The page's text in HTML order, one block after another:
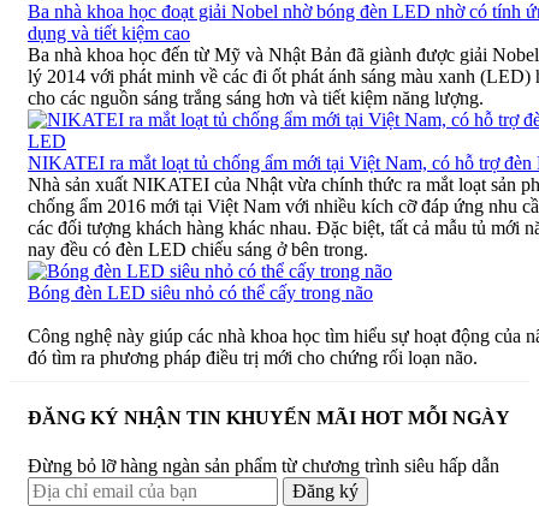
Ba nhà khoa học đoạt giải Nobel nhờ bóng đèn LED nhờ có tính
dụng và tiết kiệm cao
Ba nhà khoa học đến từ Mỹ và Nhật Bản đã giành được giải
lý 2014 với phát minh về các đi ốt phát ánh sáng màu xanh (LED)
cho các nguồn sáng trắng sáng hơn và tiết kiệm năng lượng.
NIKATEI ra mắt loạt tủ chống ẩm mới tại Việt Nam, có hỗ trợ
Nhà sản xuất NIKATEI của Nhật vừa chính thức ra mắt loạt sản
chống ẩm 2016 mới tại Việt Nam với nhiều kích cỡ đáp ứng nhu
các đối tượng khách hàng khác nhau. Đặc biệt, tất cả mẫu tủ mới
nay đều có đèn LED chiếu sáng ở bên trong.
Bóng đèn LED siêu nhỏ có thể cấy trong não
Công nghệ này giúp các nhà khoa học tìm hiểu sự hoạt động của
đó tìm ra phương pháp điều trị mới cho chứng rối loạn não.
ĐĂNG KÝ NHẬN TIN KHUYẾN MÃI HOT MỖI NGÀY
Đừng bỏ lỡ hàng ngàn sản phẩm từ chương trình siêu hấp dẫn